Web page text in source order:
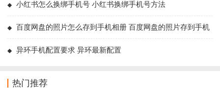
小红书怎么换绑手机号 小红书换绑手机号方法
百度网盘的照片怎么存到手机相册 百度网盘的照片存到手机
异环手机配置要求 异环最新配置
热门推荐